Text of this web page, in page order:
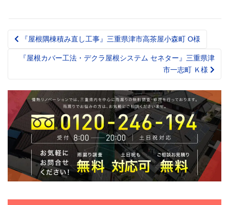
Post
navigation
『屋根隅棟積み直し工事』三重県津市高茶屋小森町 O様
『屋根カバー工法・デクラ屋根システム セネター』三重県津
市一志町 Ｋ様